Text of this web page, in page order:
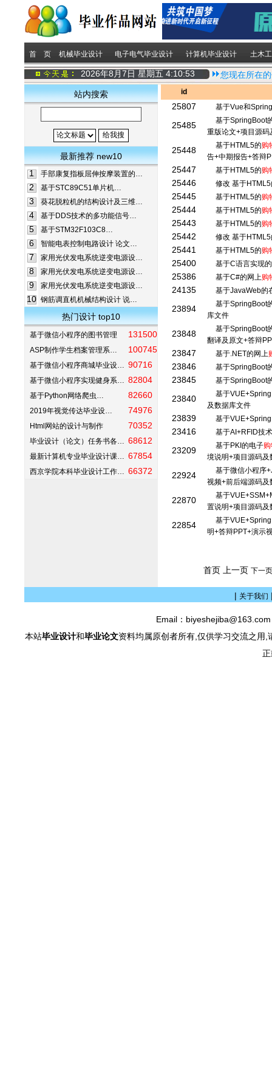
首 页 机械毕业设计 电子电气毕业设计 计算机毕业设计 土木
2026年8月7日 星期五 4:10:53
您现在所在
站内搜索
最新推荐 new10
1
手部康复指板屈伸按摩装置的…
2 基于STC89C51单片机…
3 葵花脱粒机的结构设计及三维…
4 基于DDS技术的多功能信号…
5 基于STM32F103C8…
6 智能电表控制电路设计 论文…
7 家用光伏发电系统逆变电源设…
8 家用光伏发电系统逆变电源设…
9 家用光伏发电系统逆变电源设…
10 钢筋调直机机械结构设计 说…
热门设计 top10
基于微信小程序的图书管理 131500
ASP制作学生档案管理系… 100745
基于微信小程序商城毕业设… 90716
基于微信小程序实现健身系… 82804
基于Python网络爬虫… 82660
2019年视觉传达毕业设… 74976
Html网站的设计与制作 70352
毕业设计（论文）任务书各… 68612
最新计算机专业毕业设计课… 67854
西京学院本科毕业设计工作… 66372
id
25807 基于Vue和
25485
基于SpringBoot
重版论文+项目源码
25448 基于HTML5的购
告+中期报告+答辩
25447 基于HTML5的购
25446 修改 基于HTML5
25445 基于HTML5的购
25444 基于HTML5的购
25443 基于HTML5的购
25442 修改 基于HTML5
25441 基于HTML5的购
25400 基于C语言实现
25386 基于C#的网上购
24135 基于JavaWeb的
23894
基于SpringBoot
库文件
23848
基于SpringBoot
翻译及原文+答辩
23847 基于.NET的网上
23846 基于SpringBoot
23845 基于SpringBoot
23840
基于
及数据库文件
23839 基于
23416 基于AI+RFID技
23209 基于PKI的电子
境说明+项目源码及
22924
基于微信小程序
视频+前后端源码及
22870
基于
置说明+项目源码及
22854
基于
明+答辩PPT+演示
首页 上一页 下一页
| 关于我们
Email：
本站毕业设计和毕业论文资料均属原创者所有,仅供学习交流之用